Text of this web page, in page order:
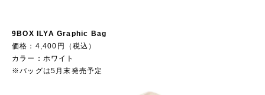
9BOX ILYA Graphic Bag
価格：4,400円（税込）
カラー：ホワイト
※バッグは5月末発売予定